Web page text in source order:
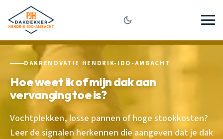
DAKRENOVATIE HENDRIK-IDO-AMBACHT
Hoe weet ik of mijn dak aan
vervanging toe is?
Vochtplekken, losse pannen of hoge stookkosten?
Leer de signalen herkennen die aangeven dat je dak